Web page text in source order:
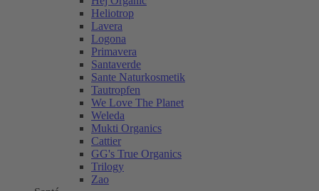
Heliotrop
Lavera
Logona
Primavera
Santaverde
Sante Naturkosmetik
Tautropfen
We Love The Planet
Weleda
Mukti Organics
Cattier
GG's True Organics
Trilogy
Zao